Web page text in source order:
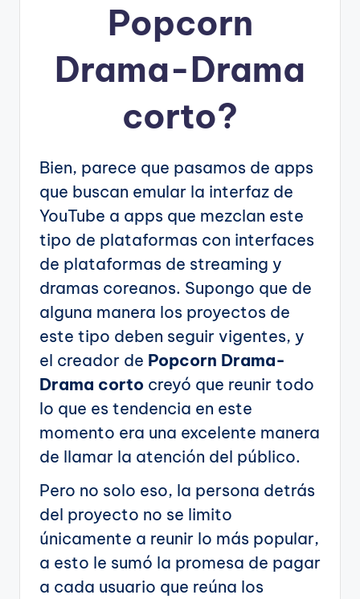
Popcorn
Drama-Drama
corto?
Bien, parece que pasamos de apps
que buscan emular la interfaz de
YouTube a apps que mezclan este
tipo de plataformas con interfaces
de plataformas de streaming y
dramas coreanos. Supongo que de
alguna manera los proyectos de
este tipo deben seguir vigentes, y
el creador de Popcorn Drama-
Drama corto creyó que reunir todo
lo que es tendencia en este
momento era una excelente manera
de llamar la atención del público.
Pero no solo eso, la persona detrás
del proyecto no se limito
únicamente a reunir lo más popular,
a esto le sumó la promesa de pagar
a cada usuario que reúna los